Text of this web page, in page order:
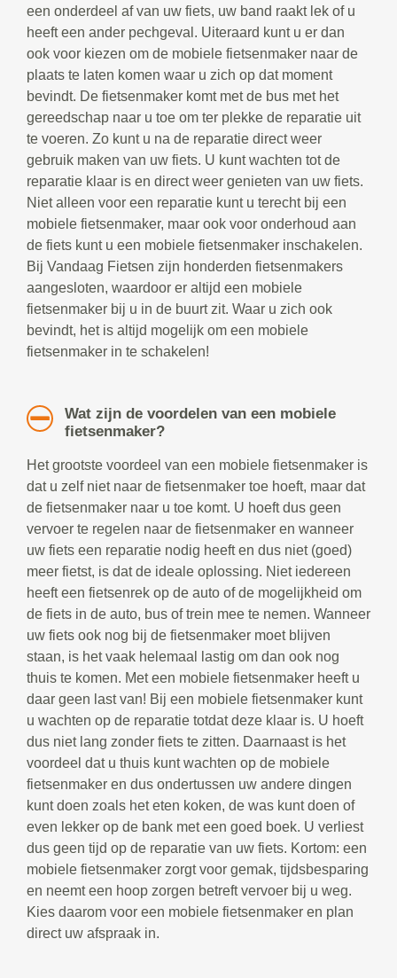
een onderdeel af van uw fiets, uw band raakt lek of u
heeft een ander pechgeval. Uiteraard kunt u er dan
ook voor kiezen om de mobiele fietsenmaker naar de
plaats te laten komen waar u zich op dat moment
bevindt. De fietsenmaker komt met de bus met het
gereedschap naar u toe om ter plekke de reparatie uit
te voeren. Zo kunt u na de reparatie direct weer
gebruik maken van uw fiets. U kunt wachten tot de
reparatie klaar is en direct weer genieten van uw fiets.
Niet alleen voor een reparatie kunt u terecht bij een
mobiele fietsenmaker, maar ook voor onderhoud aan
de fiets kunt u een mobiele fietsenmaker inschakelen.
Bij Vandaag Fietsen zijn honderden fietsenmakers
aangesloten, waardoor er altijd een mobiele
fietsenmaker bij u in de buurt zit. Waar u zich ook
bevindt, het is altijd mogelijk om een mobiele
fietsenmaker in te schakelen!
Wat zijn de voordelen van een mobiele
fietsenmaker?
Het grootste voordeel van een mobiele fietsenmaker is
dat u zelf niet naar de fietsenmaker toe hoeft, maar dat
de fietsenmaker naar u toe komt. U hoeft dus geen
vervoer te regelen naar de fietsenmaker en wanneer
uw fiets een reparatie nodig heeft en dus niet (goed)
meer fietst, is dat de ideale oplossing. Niet iedereen
heeft een fietsenrek op de auto of de mogelijkheid om
de fiets in de auto, bus of trein mee te nemen. Wanneer
uw fiets ook nog bij de fietsenmaker moet blijven
staan, is het vaak helemaal lastig om dan ook nog
thuis te komen. Met een mobiele fietsenmaker heeft u
daar geen last van! Bij een mobiele fietsenmaker kunt
u wachten op de reparatie totdat deze klaar is. U hoeft
dus niet lang zonder fiets te zitten. Daarnaast is het
voordeel dat u thuis kunt wachten op de mobiele
fietsenmaker en dus ondertussen uw andere dingen
kunt doen zoals het eten koken, de was kunt doen of
even lekker op de bank met een goed boek. U verliest
dus geen tijd op de reparatie van uw fiets. Kortom: een
mobiele fietsenmaker zorgt voor gemak, tijdsbesparing
en neemt een hoop zorgen betreft vervoer bij u weg.
Kies daarom voor een mobiele fietsenmaker en plan
direct uw afspraak in.